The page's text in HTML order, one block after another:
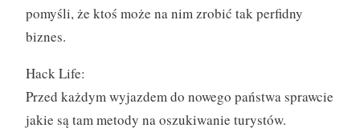
pomyśli, że ktoś może na nim zrobić tak perfidny
biznes.
Hack Life:
Przed każdym wyjazdem do nowego państwa sprawcie
jakie są tam metody na oszukiwanie turystów.